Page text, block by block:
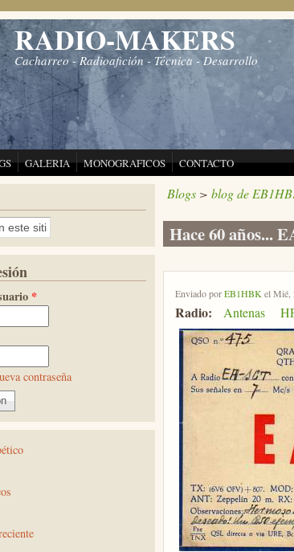
RADIO-MAKERS
Cacharreo - Radioafición - Técnica - Desarrollo
GALERIA MONOGRAFICOS CONTACTO
Blogs> blog de
Hace 60 años...
Enviado porEB1HBK el Mié,
Radio: Antenas
*
contraseña